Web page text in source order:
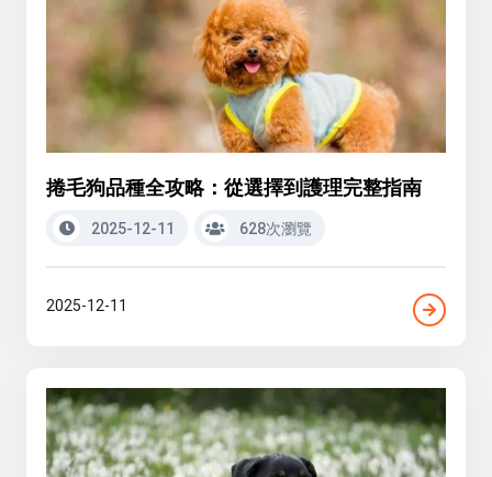
捲毛狗品種全攻略：從選擇到護理完整指南
2025-12-11 628次瀏覽
2025-12-11